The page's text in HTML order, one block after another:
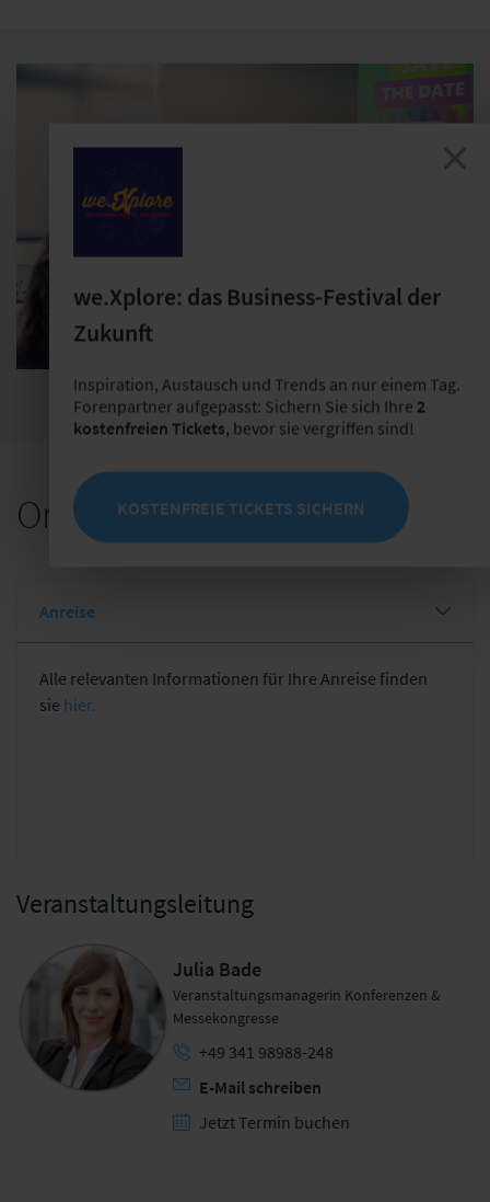
Organisatorische Hinweise
Anreise
Alle relevanten Informationen für Ihre Anreise finden
sie hier.
Veranstaltungsleitung
Julia Bade
Veranstaltungsmanagerin Konferenzen &
Messekongresse
+49 341 98988-248
E-Mail schreiben
Jetzt Termin buchen
we.Xplore: das Business-Festival der
Zukunft
Inspiration, Austausch und Trends an nur einem Tag.
Forenpartner aufgepasst: Sichern Sie sich Ihre 2
kostenfreien Tickets, bevor sie vergriffen sind!
KOSTENFREIE TICKETS SICHERN